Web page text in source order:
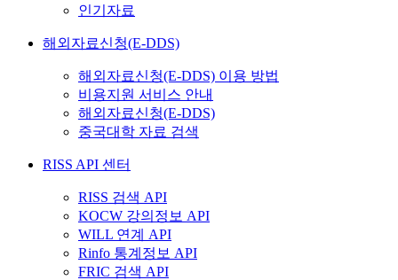
인기자료
해외자료신청(E-DDS)
해외자료신청(E-DDS) 이용 방법
비용지원 서비스 안내
해외자료신청(E-DDS)
중국대학 자료 검색
RISS API 센터
RISS 검색 API
KOCW 강의정보 API
WILL 연계 API
Rinfo 통계정보 API
FRIC 검색 API